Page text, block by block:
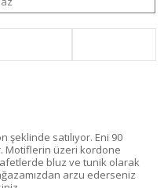
şeklinde satılıyor. Eni 90
Motiflerin üzeri kordone
bluz ve tunik olarak
arzu ederseniz